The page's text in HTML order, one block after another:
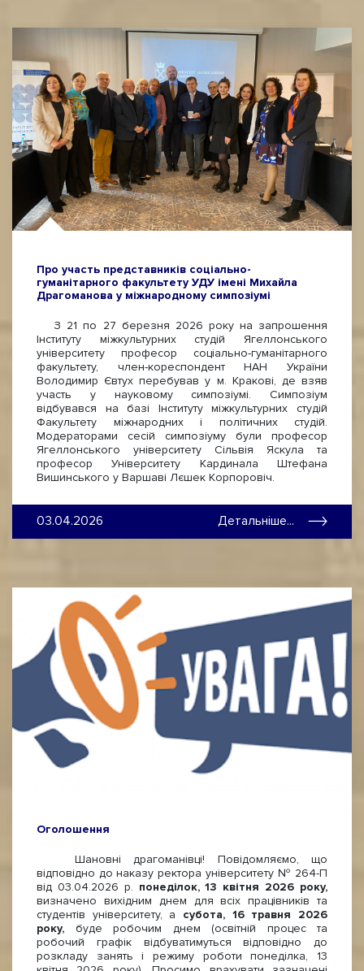
Про участь представників соціально-
гуманітарного факультету УДУ імені Михайла
Драгоманова у міжнародному симпозіумі
З 21 по 27 березня 2026 року на запрошення
Інституту міжкультурних студій Ягеллонського
університету професор соціально-гуманітарного
факультету, член-кореспондент НАН України
Володимир Євтух перебував у м. Кракові, де взяв
участь у науковому симпозіумі. Симпозіум
відбувався на базі Інституту міжкультурних студій
Факультету міжнародних і політичних студій.
Модераторами сесій симпозіуму були професор
Ягеллонського університету Сільвія Яскула та
професор Університету Кардинала Штефана
Вишинського у Варшаві Лєшек Корпоровіч.
03.04.2026 Детальніше...
Оголошення
Шановні драгоманівці! Повідомляємо, що
відповідно до наказу ректора університету № 264-П
від 03.04.2026 р. понеділок, 13 квітня 2026 року,
визначено вихідним днем для всіх працівників та
студентів університету, а субота, 16 травня 2026
року, буде робочим днем (освітній процес та
робочий графік відбуватимуться відповідно до
розкладу занять і режиму роботи понеділка, 13